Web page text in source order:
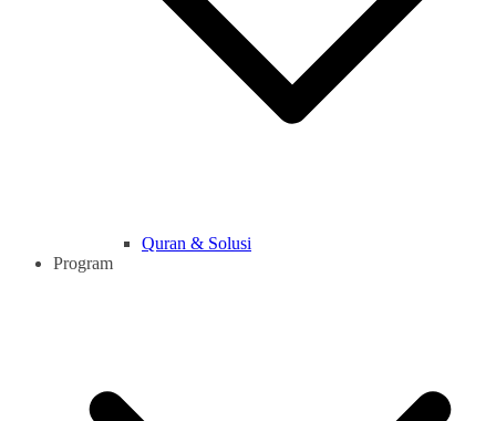
Quran & Solusi
Program